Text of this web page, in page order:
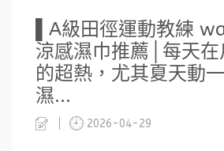
▌A級田徑運動教練
涼感濕巾推薦│每天
的超熱，尤其夏天動
濕...
2026-04-29